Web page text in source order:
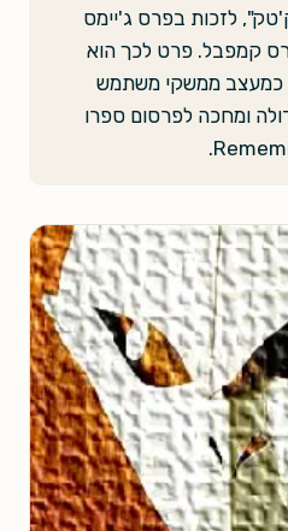
לזכות בפרס ג'יימס
קמפבל. פרט לכך הוא
כמעצב ממשקי משתמש
ומחכה לפרסום ספרו